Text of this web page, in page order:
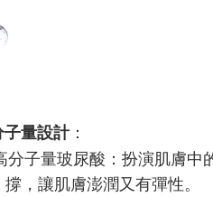
量設計：
子量玻尿酸：扮演肌膚中
肌膚澎潤又有彈性。